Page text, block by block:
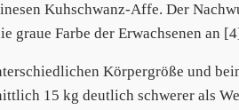
Kuhschwanz-Affe. Der
graue Farbe der Erwachsenen an
Körpergröße und
15 kg deutlich schwerer als